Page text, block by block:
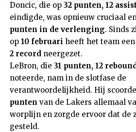
Doncic, die op 32 punten, 12
eindigde, was opnieuw cruciaal
punten in de verlenging. Sinds
op 10 februari heeft het team
2 record neergezet.
LeBron, die 31 punten, 12
noteerde, nam in de slotfase de
verantwoordelijkheid. Hij
punten van de Lakers allemaal
worplijn en zorgde ervoor dat de
gesteld.